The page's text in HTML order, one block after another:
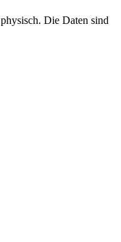
Die Daten sind